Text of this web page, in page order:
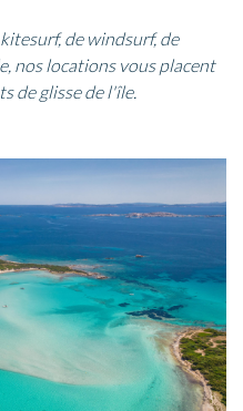
de windsurf, de
nos locations vous placent
de glisse de l'île.